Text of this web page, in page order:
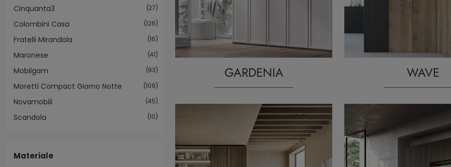
Cinquanta3 27
Colombini Casa 126
Fratelli Mirandola 16
Maronese 41
Mobilgam 63
Moretti Compact Giorno Notte 109
Novamobili 45
Scandola 10
Materiale
GARDENIA WAVE